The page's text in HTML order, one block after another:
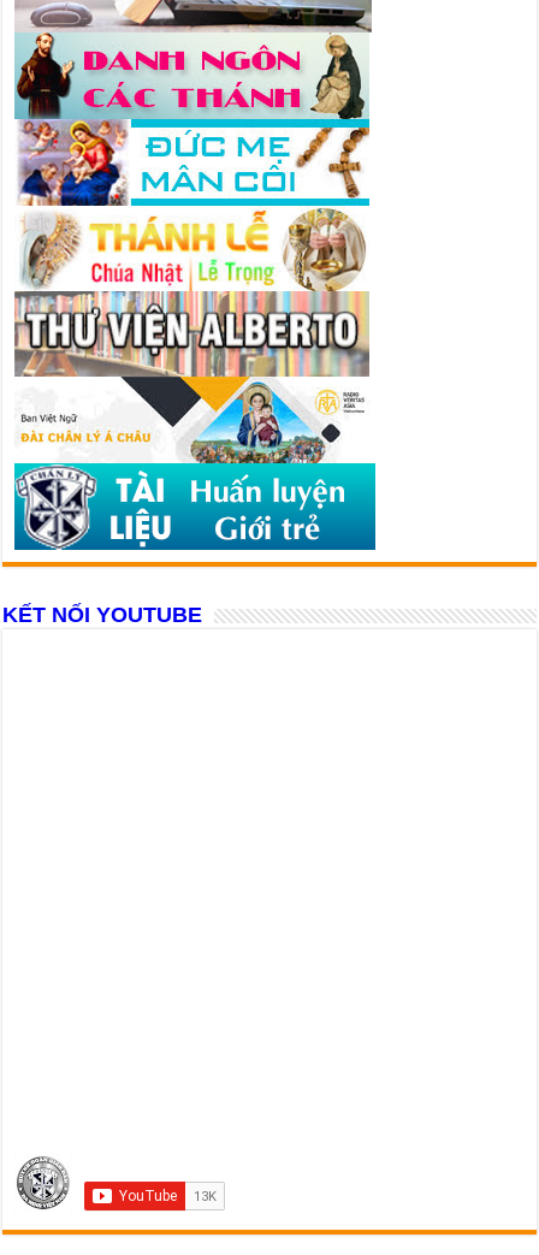
KẾT NỐI YOUTUBE